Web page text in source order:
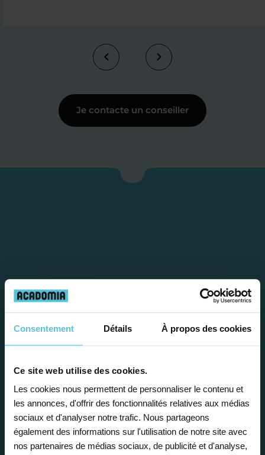
Consentement Détails À propos des cookies
Ce site web utilise des cookies.
Les cookies nous permettent de personnaliser le contenu et
les annonces, d'offrir des fonctionnalités relatives aux médias
sociaux et d'analyser notre trafic. Nous partageons
également des informations sur l'utilisation de notre site avec
nos partenaires de médias sociaux, de publicité et d'analyse,
Je contacte un conseiller
Étape 1
bilan personnalisé
Gratuite et sans engagement, une
première étape pour faire le point sur
la situation scolaire de votre enfant, ses